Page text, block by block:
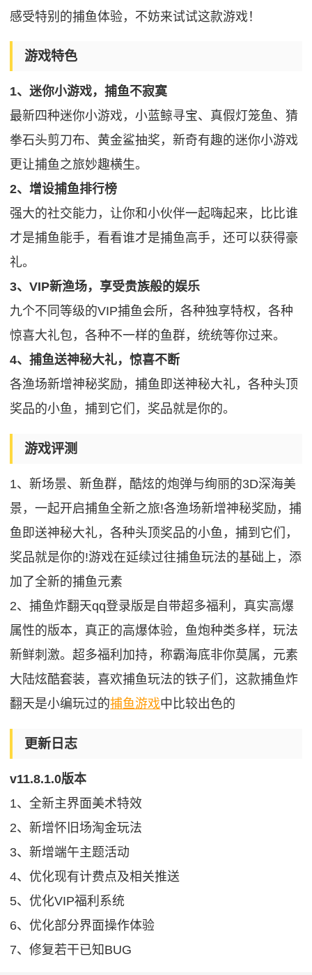
感受特别的捕鱼体验，不妨来试试这款游戏！
游戏特色
1、迷你小游戏，捕鱼不寂寞
最新四种迷你小游戏，小蓝鲸寻宝、真假灯笼鱼、猜
拳石头剪刀布、黄金鲨抽奖，新奇有趣的迷你小游戏
更让捕鱼之旅妙趣横生。
2、增设捕鱼排行榜
强大的社交能力，让你和小伙伴一起嗨起来，比比谁
才是捕鱼能手，看看谁才是捕鱼高手，还可以获得豪
礼。
3、VIP新渔场，享受贵族般的娱乐
九个不同等级的VIP捕鱼会所，各种独享特权，各种
惊喜大礼包，各种不一样的鱼群，统统等你过来。
4、捕鱼送神秘大礼，惊喜不断
各渔场新增神秘奖励，捕鱼即送神秘大礼，各种头顶
奖品的小鱼，捕到它们，奖品就是你的。
游戏评测
1、新场景、新鱼群，酷炫的炮弹与绚丽的3D深海美
景，一起开启捕鱼全新之旅!各渔场新增神秘奖励，捕
鱼即送神秘大礼，各种头顶奖品的小鱼，捕到它们，
奖品就是你的!游戏在延续过往捕鱼玩法的基础上，添
加了全新的捕鱼元素
2、捕鱼炸翻天qq登录版是自带超多福利，真实高爆
属性的版本，真正的高爆体验，鱼炮种类多样，玩法
新鲜刺激。超多福利加持，称霸海底非你莫属，元素
大陆炫酷套装，喜欢捕鱼玩法的铁子们，这款捕鱼炸
翻天是小编玩过的捕鱼游戏中比较出色的
更新日志
v11.8.1.0版本
1、全新主界面美术特效
2、新增怀旧场淘金玩法
3、新增端午主题活动
4、优化现有计费点及相关推送
5、优化VIP福利系统
6、优化部分界面操作体验
7、修复若干已知BUG